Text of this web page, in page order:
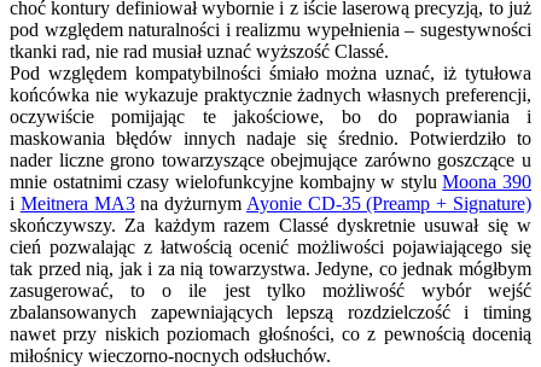
choć kontury definiował wybornie i z iście laserową precyzją, to już
pod względem naturalności i realizmu wypełnienia – sugestywności
tkanki rad, nie rad musiał uznać wyższość Classé.
Pod względem kompatybilności śmiało można uznać, iż tytułowa
końcówka nie wykazuje praktycznie żadnych własnych preferencji,
oczywiście pomijając te jakościowe, bo do poprawiania i
maskowania błędów innych nadaje się średnio. Potwierdziło to
nader liczne grono towarzyszące obejmujące zarówno goszczące u
mnie ostatnimi czasy wielofunkcyjne kombajny w styluMoona 390
i Meitnera MA3na dyżurnym Ayonie CD-35 (Preamp + Signature)
skończywszy. Za każdym razem Classé dyskretnie usuwał się w
cień pozwalając z łatwością ocenić możliwości pojawiającego się
tak przed nią, jak i za nią towarzystwa. Jedyne, co jednak mógłbym
zasugerować, to o ile jest tylko możliwość wybór wejść
zbalansowanych zapewniających lepszą rozdzielczość i timing
nawet przy niskich poziomach głośności, co z pewnością docenią
miłośnicy wieczorno-nocnych odsłuchów.